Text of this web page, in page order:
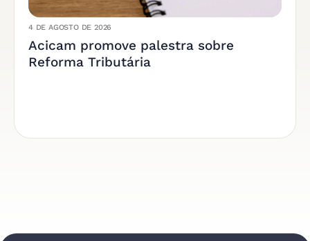
4 DE AGOSTO DE 2026
Acicam promove palestra sobre
Reforma Tributária